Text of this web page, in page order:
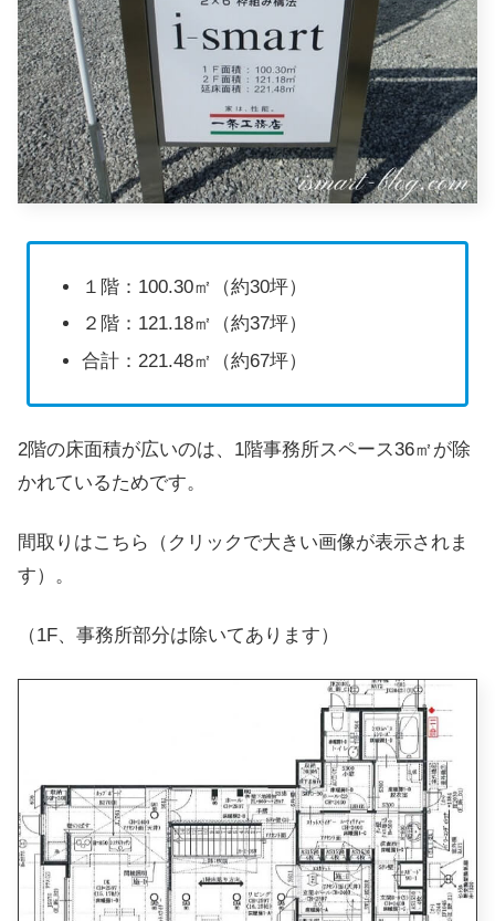
１階：100.30㎡（約30坪）
２階：121.18㎡（約37坪）
合計：221.48㎡（約67坪）
2階の床面積が広いのは、1階事務所スペース36㎡が除
かれているためです。
間取りはこちら（クリックで大きい画像が表示されま
す）。
（1F、事務所部分は除いてあります）